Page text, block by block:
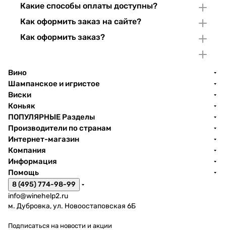
Какие способы оплаты доступны?
Как оформить заказ на сайте?
Как оформить заказ?
Вино
Шампанское и игристое
Виски
Коньяк
ПОПУЛЯРНЫЕ Разделы
Производители по странам
Интернет-магазин
Компания
Информация
Помощь
8 (495) 774-98-99
info@winehelp2.ru
м. Дубровка, ул. Новоостаповская 6Б
Подписаться на новости и акции